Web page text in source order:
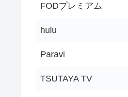
FODプレミアム
hulu
Paravi
TSUTAYA TV